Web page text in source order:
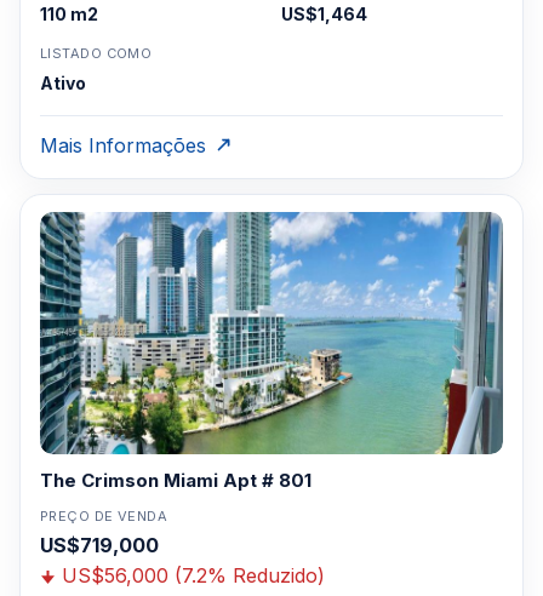
110 m2 US$1,464
LISTADO COMO
Ativo
Mais Informações
The Crimson Miami Apt # 801
PREÇO DE VENDA
US$719,000
US$56,000 (7.2% Reduzido)